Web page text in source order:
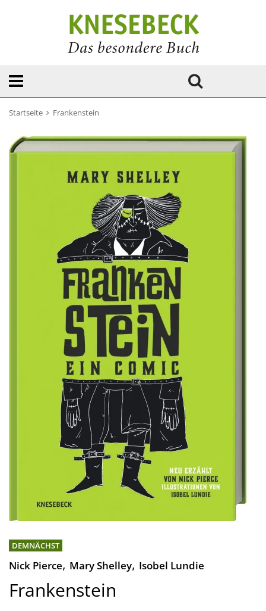
Startseite Frankenstein
DEMNÄCHST
Nick Pierce, Mary Shelley, Isobel Lundie
Frankenstein